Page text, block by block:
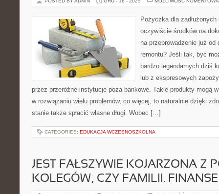
Pożyczka dla
oczywiście środków na
na przeprowadzenie już od
remontu? Jeśli tak, być
bardzo legendarnych dziś
lub z ekspresowych
przez przeróżne instytucje poza bankowe. Takie produkty mogą
w rozwiązaniu wielu problemów, co więcej, to naturalnie dzięki
stanie także spłacić własne długi. Wobec […]
CATEGORIES: EDUKACJA WCZESNOSZKOLNA
JEST FAŁSZYWIE KOJARZONA Z
KOLEGÓW, CZY FAMILII. FINANSE